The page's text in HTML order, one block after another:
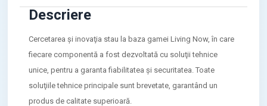
Descriere
Cercetarea şi inovaţia stau la baza gamei Living Now, în care
fiecare componentă a fost dezvoltată cu soluţii tehnice
unice, pentru a garanta fiabilitatea şi securitatea. Toate
soluţiile tehnice principale sunt brevetate, garantând un
produs de calitate superioară.